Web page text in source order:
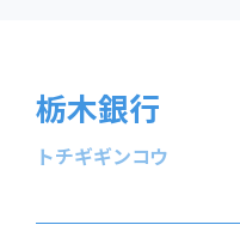
栃木銀行
トチギギンコウ